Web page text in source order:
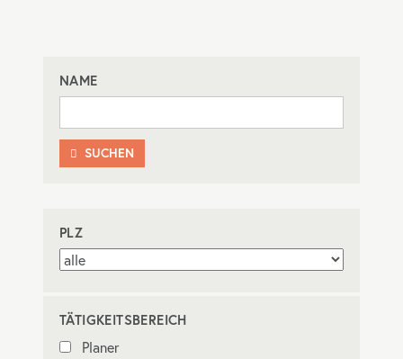
NAME
 SUCHEN
PLZ
TÄTIGKEITSBEREICH
Planer